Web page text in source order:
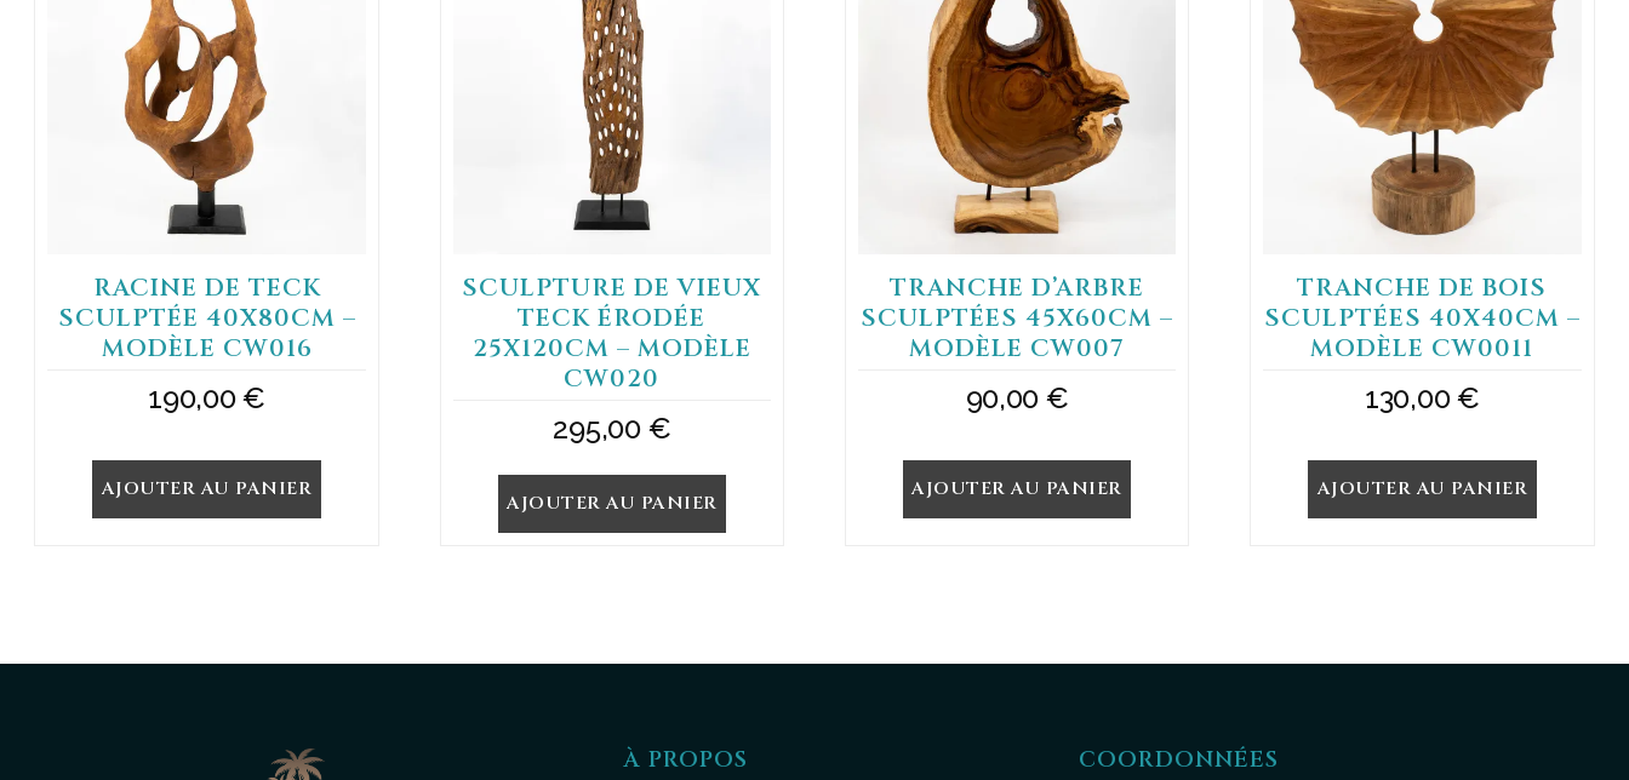
RACINE DE TECK
SCULPTÉE 40X80CM –
MODÈLE CW016
190,00€
AJOUTER AU PANIER
SCULPTURE DE VIEUX
TECK ÉRODÉE
25X120CM – MODÈLE
CW020
295,00 €
AJOUTER AU PANIER
TRANCHE D’ARBRE
SCULPTÉES 45X60CM –
MODÈLE CW007
90,00 €
AJOUTER AU PANIER
TRANCHE DE BOIS
SCULPTÉES 40X40CM –
MODÈLE CW0011
130,00€
AJOUTER AU PANIER
À PROPOS COORDONNÉES